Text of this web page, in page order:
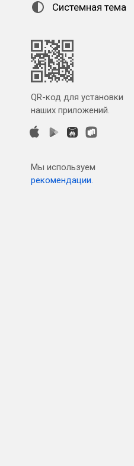
Системная тема
QR-код для установки
наших приложений.
Мы используем
рекомендации.